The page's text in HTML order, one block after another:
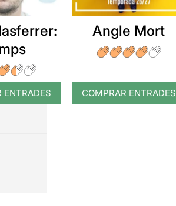
ENTRADES
Angle Mort
COMPRAR ENTRADES